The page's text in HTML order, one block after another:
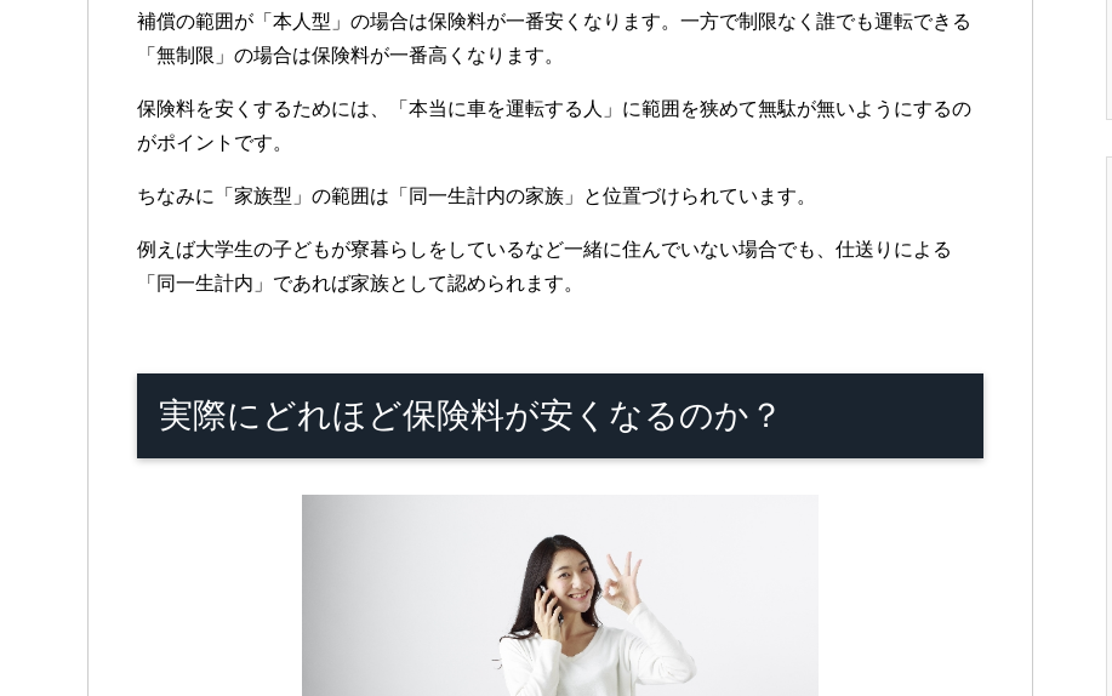
補償の範囲が「本人型」の場合は保険料が一番安くなります。一方で制限なく誰でも運転できる
「無制限」の場合は保険料が一番高くなります。
保険料を安くするためには、「本当に車を運転する人」に範囲を狭めて無駄が無いようにするの
がポイントです。
ちなみに「家族型」の範囲は「同一生計内の家族」と位置づけられています。
例えば大学生の子どもが寮暮らしをしているなど一緒に住んでいない場合でも、仕送りによる
「同一生計内」であれば家族として認められます。
実際にどれほど保険料が安くなるのか？